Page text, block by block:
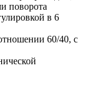
поворота
в 6
60/40, с